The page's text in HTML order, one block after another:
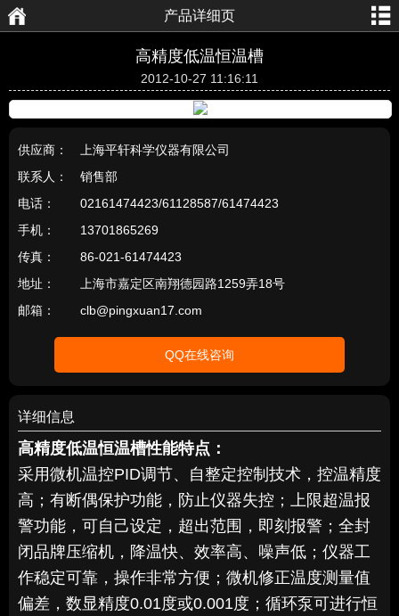
产品详细页
高精度低温恒温槽
2012-10-27 11:16:11
供应商：
上海平轩科学仪器有限公司
联系人：
销售部
电话：
02161474423/61128587/61474423
手机：
13701865269
传真：
86-021-61474423
地址：
上海市嘉定区南翔德园路1259弄18号
邮箱：
clb@pingxuan17.com
QQ在线咨询
详细信息
高精度低温恒温槽性能特点：
采用微机温控PID调节、自整定控制技术，控温精度
高；有断偶保护功能，防止仪器失控；上限超温报
警功能，可自己设定，超出范围，即刻报警；全封
闭品牌压缩机，降温快、效率高、噪声低；仪器工
作稳定可靠，操作非常方便；微机修正温度测量值
偏差，数显精度0.01度或0.001度；循环泵可进行恒